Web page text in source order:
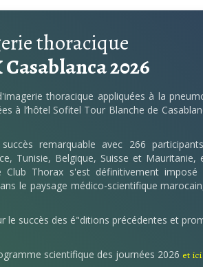
thoracique
2026
thoracique appliquées à la
à l’hôtel Sofitel Tour Blanche de
remarquable avec 266
Tunisie, Belgique, Suisse et Mauritanie,
Thorax s'est définitivement imposé
le paysage médico-scientifique
le succès des é"ditions précédentes et
scientifique des journées 2026 et ici